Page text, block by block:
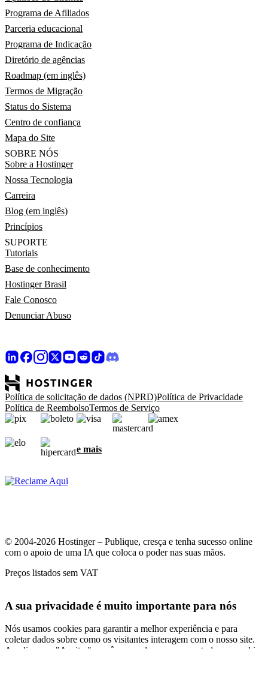
Programa de Afiliados
Parceria educacional
Programa de Indicação
Diretório de agências
Roadmap (em inglês)
Termos de Migração
Status do Sistema
Centro de confiança
Mapa do Site
SOBRE NÓS
Sobre a Hostinger
Nossa Tecnologia
Carreira
Blog (em inglês)
Princípios
SUPORTE
Tutoriais
Base de conhecimento
Hostinger Brasil
Fale Conosco
Denunciar Abuso
Política de solicitação de dados (NPRD)Política de Privacidade
Política de ReembolsoTermos de Serviço
e mais
© 2004-2026 Hostinger – Publique, cresça e tenha sucesso online
com o apoio de uma IA que coloca o poder nas suas mãos.
Preços listados sem VAT
A sua privacidade é muito importante para nós
Nós usamos cookies para garantir a melhor experiência e para
coletar dados sobre como os visitantes interagem com o nosso site.
Ao clicar em "Aceitar", você concorda em usarmos todos os cookies